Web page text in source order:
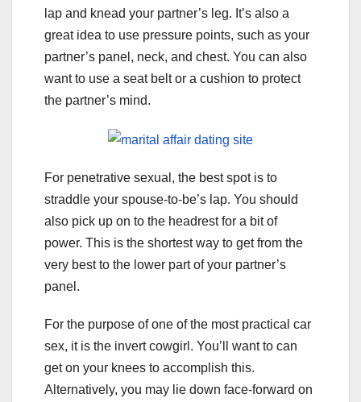
lap and knead your partner’s leg. It’s also a
great idea to use pressure points, such as your
partner’s panel, neck, and chest. You can also
want to use a seat belt or a cushion to protect
the partner’s mind.
For penetrative sexual, the best spot is to
straddle your spouse-to-be’s lap. You should
also pick up on to the headrest for a bit of
power. This is the shortest way to get from the
very best to the lower part of your partner’s
panel.
For the purpose of one of the most practical car
sex, it is the invert cowgirl. You’ll want to can
get on your knees to accomplish this.
Alternatively, you may lie down face-forward on